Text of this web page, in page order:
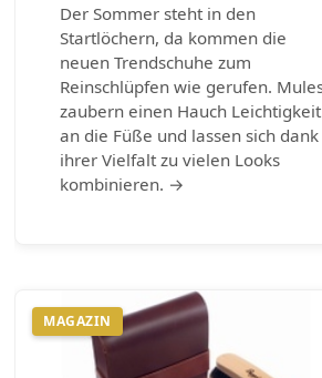
Der Sommer steht in den
Startlöchern, da kommen die
neuen Trendschuhe zum
Reinschlüpfen wie gerufen.
zaubern einen Hauch Leichtigkeit
an die Füße und lassen sich dank
ihrer Vielfalt zu vielen Looks
kombinieren. →
MAGAZIN